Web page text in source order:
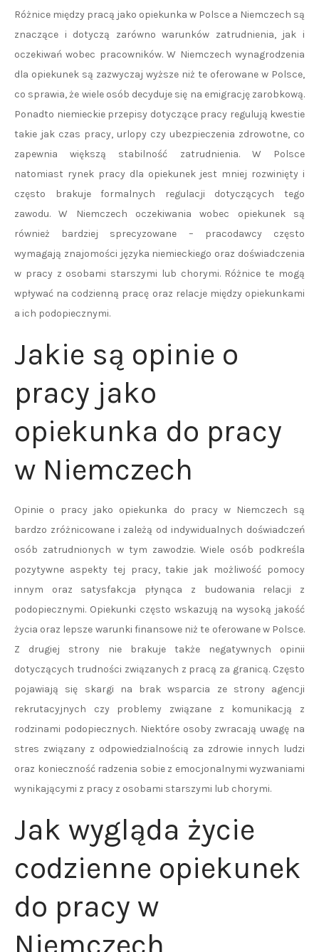
Różnice między pracą jako opiekunka w Polsce a Niemczech są
znaczące i dotyczą zarówno warunków zatrudnienia, jak i
oczekiwań wobec pracowników. W Niemczech wynagrodzenia
dla opiekunek są zazwyczaj wyższe niż te oferowane w Polsce,
co sprawia, że wiele osób decyduje się na emigrację zarobkową.
Ponadto niemieckie przepisy dotyczące pracy regulują kwestie
takie jak czas pracy, urlopy czy ubezpieczenia zdrowotne, co
zapewnia większą stabilność zatrudnienia. W Polsce
natomiast rynek pracy dla opiekunek jest mniej rozwinięty i
często brakuje formalnych regulacji dotyczących tego
zawodu. W Niemczech oczekiwania wobec opiekunek są
również bardziej sprecyzowane – pracodawcy często
wymagają znajomości języka niemieckiego oraz doświadczenia
w pracy z osobami starszymi lub chorymi. Różnice te mogą
wpływać na codzienną pracę oraz relacje między opiekunkami
a ich podopiecznymi.
Jakie są opinie o
pracy jako
opiekunka do pracy
w Niemczech
Opinie o pracy jako opiekunka do pracy w Niemczech są
bardzo zróżnicowane i zależą od indywidualnych doświadczeń
osób zatrudnionych w tym zawodzie. Wiele osób podkreśla
pozytywne aspekty tej pracy, takie jak możliwość pomocy
innym oraz satysfakcja płynąca z budowania relacji z
podopiecznymi. Opiekunki często wskazują na wysoką jakość
życia oraz lepsze warunki finansowe niż te oferowane w Polsce.
Z drugiej strony nie brakuje także negatywnych opinii
dotyczących trudności związanych z pracą za granicą. Często
pojawiają się skargi na brak wsparcia ze strony agencji
rekrutacyjnych czy problemy związane z komunikacją z
rodzinami podopiecznych. Niektóre osoby zwracają uwagę na
stres związany z odpowiedzialnością za zdrowie innych ludzi
oraz konieczność radzenia sobie z emocjonalnymi wyzwaniami
wynikającymi z pracy z osobami starszymi lub chorymi.
Jak wygląda życie
codzienne opiekunek
do pracy w
Niemczech